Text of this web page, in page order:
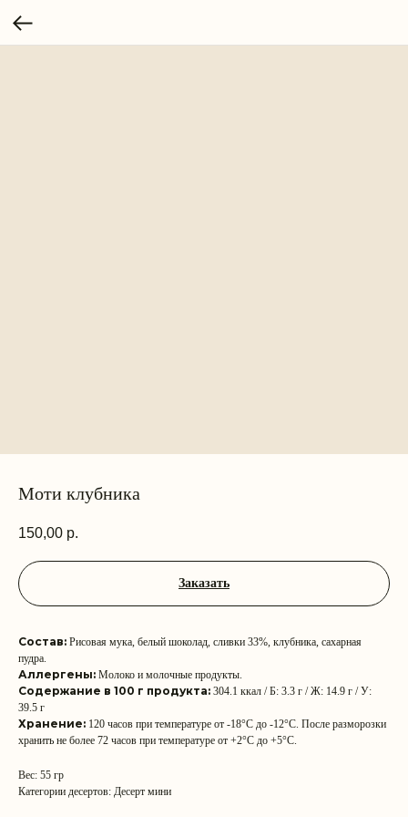
Моти клубника
150,00 р.
Заказать
Состав: Рисовая мука, белый шоколад, сливки 33%, клубника, сахарная
пудра.
Аллергены: Молоко и молочные продукты.
Содержание в 100 г продукта: 304.1 ккал / Б: 3.3 г / Ж: 14.9 г / У:
39.5 г
Хранение: 120 часов при температуре от -18°C до -12°C. После разморозки
хранить не более 72 часов при температуре от +2°C до +5°C.
Вес: 55 гр
Категории десертов: Десерт мини